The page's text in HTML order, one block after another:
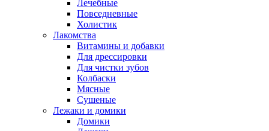
Лечебные
Повседневные
Холистик
Лакомства
Витамины и добавки
Для дрессировки
Для чистки зубов
Колбаски
Мясные
Сушеные
Лежаки и домики
Домики